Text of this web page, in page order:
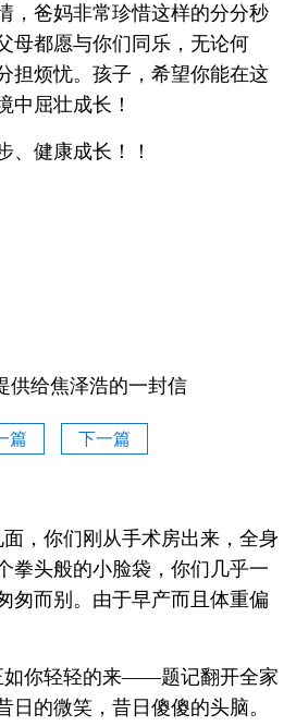
，爸妈非常珍惜这样的分分秒
母都愿与你们同乐，无论何
担烦忧。孩子，希望你能在这
中屈壮成长！
、健康成长！！
供给焦泽浩的一封信
篇 下一篇
，你们刚从手术房出来，全身
拳头般的小脸袋，你们几乎一
匆而别。由于早产而且体重偏
如你轻轻的来——题记翻开全家
日的微笑，昔日傻傻的头脑。